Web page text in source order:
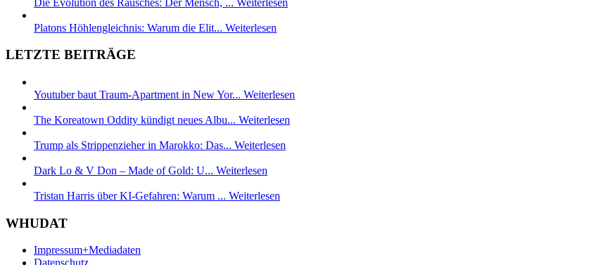
Platons Höhlengleichnis: Warum die Elit... Weiterlesen
LETZTE BEITRÄGE
Youtuber baut Traum-Apartment in New Yor... Weiterlesen
The Koreatown Oddity kündigt neues Albu... Weiterlesen
Trump als Strippenzieher in Marokko: Das... Weiterlesen
Dark Lo & V Don – Made of Gold: U... Weiterlesen
Tristan Harris über KI-Gefahren: Warum ... Weiterlesen
WHUDAT
Impressum+Mediadaten